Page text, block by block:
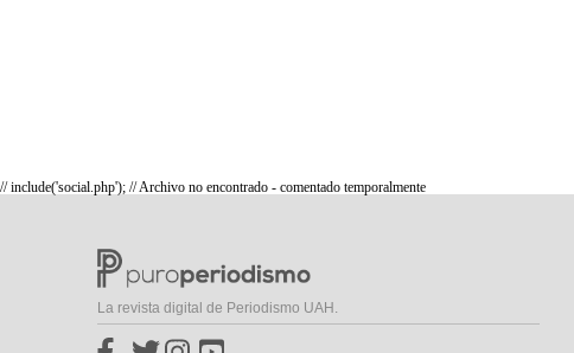
// include('social.php'); // Archivo no encontrado - comentado temporalmente
La revista digital de Periodismo UAH.